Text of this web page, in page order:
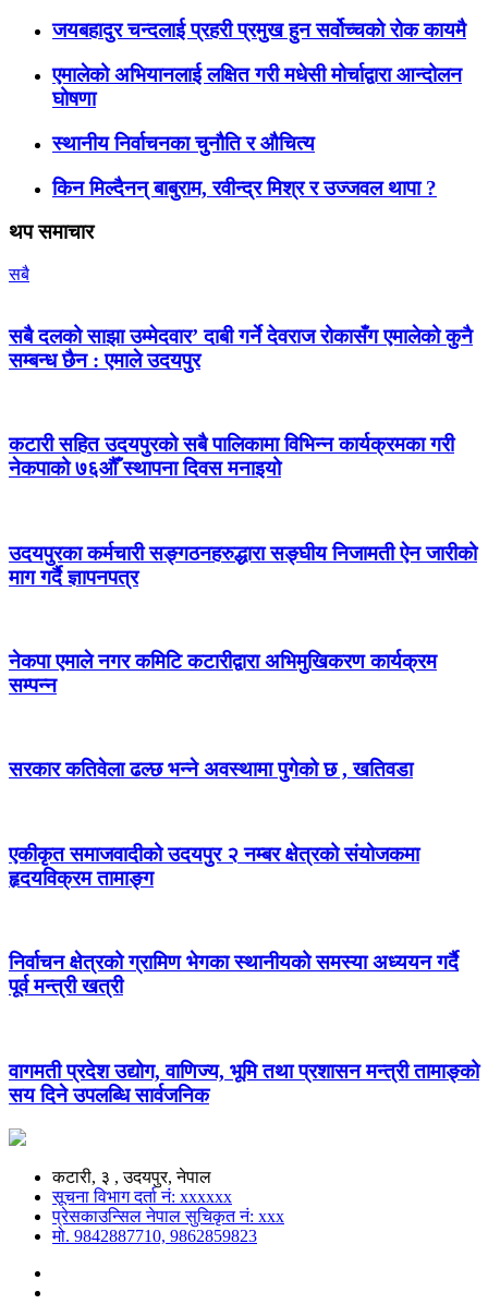
जयबहादुर चन्दलाई प्रहरी प्रमुख हुन सर्वोच्चको रोक कायमै
एमालेको अभियानलाई लक्षित गरी मधेसी मोर्चाद्वारा आन्दोलन
घोषणा
स्थानीय निर्वाचनका चुनौति र औचित्य
किन मिल्दैनन् बाबुराम, रवीन्द्र मिश्र र उज्जवल थापा ?
थप समाचार
सबै
सबै दलको साझा उम्मेदवार’ दाबी गर्ने देवराज रोकासँग एमालेको कुनै
सम्बन्ध छैन : एमाले उदयपुर
कटारी सहित उदयपुरको सबै पालिकामा विभिन्न कार्यक्रमका गरी
नेकपाको ७६औँ स्थापना दिवस मनाइयो
उदयपुरका कर्मचारी सङ्गठनहरुद्धारा सङ्घीय निजामती ऐन जारीको
माग गर्दै ज्ञापनपत्र
नेकपा एमाले नगर कमिटि कटारीद्वारा अभिमुखिकरण कार्यक्रम
सम्पन्न
सरकार कतिवेला ढल्छ भन्ने अवस्थामा पुगेको छ , खतिवडा
एकीकृत समाजवादीको उदयपुर २ नम्बर क्षेत्रको संयोजकमा
हृदयविक्रम तामाङ्ग
निर्वाचन क्षेत्रको ग्रामिण भेगका स्थानीयको समस्या अध्ययन गर्दै
पूर्व मन्त्री खत्री
वागमती प्रदेश उद्योग, वाणिज्य, भूमि तथा प्रशासन मन्त्री तामाङ्को
सय दिने उपलब्धि सार्वजनिक
कटारी, ३ , उदयपुर, नेपाल
सूचना विभाग दर्ता नं: xxxxxx
प्रेसकाउन्सिल नेपाल सुचिकृत नं: xxx
मो. 9842887710, 9862859823